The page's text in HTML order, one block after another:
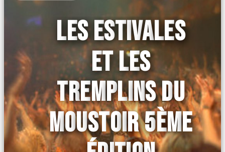
LES ESTIVALES
ET LES
TREMPLINS DU
MOUSTOIR 5ÈME